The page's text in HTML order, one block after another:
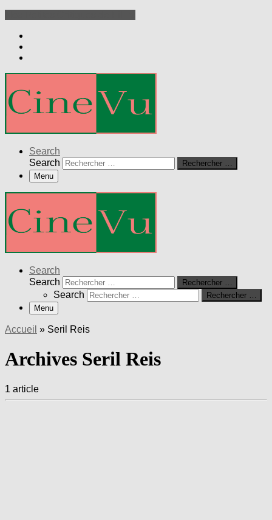
Search
Search
Rechercher …
Menu
Search
Search
Rechercher …
Search
Rechercher …
Menu
Accueil » Seril Reis
Archives Seril Reis
1 article